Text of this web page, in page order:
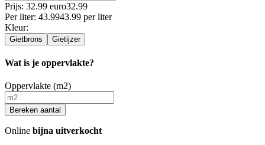
Prijs: 32.99 euro32.99
Per liter: 43.9943.99 per liter
Kleur:
Gietbrons Gietijzer
Wat is je oppervlakte?
Oppervlakte (m2)
Bereken aantal
Online bijna uitverkocht